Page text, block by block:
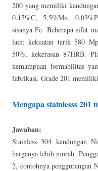
200 yang memiliki
0.15%C, 5.5%Mn,
sisanya Fe. Beberapa sifat
lain: kekuatan tarik 580
50%, kekerasan 87HRB.
kemampuan formabilitas
fabrikasi. Grade 201
Mengapa stainlesss 201
Jawaban:
Stainless 304 kandungan
harganya lebih murah.
2, contohnya penggurangan